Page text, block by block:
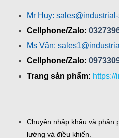
Mr Huy:
Cellphone/Zalo:
Ms Vân:
Cellphone/Zalo:
Trang sản phẩm:
Chuyên nhập khẩu và phân
lường và điều khiển.